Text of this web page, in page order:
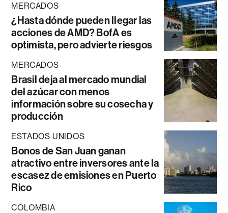
MERCADOS
¿Hasta dónde pueden llegar las
acciones de AMD? BofA es
optimista, pero advierte riesgos
MERCADOS
Brasil deja al mercado mundial
del azúcar con menos
información sobre su cosecha y
producción
ESTADOS UNIDOS
Bonos de San Juan ganan
atractivo entre inversores ante la
escasez de emisiones en Puerto
Rico
COLOMBIA